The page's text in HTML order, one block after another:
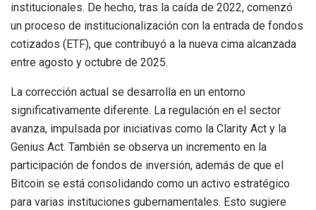
institucionales. De hecho, tras la caída de 2022, comenzó
un proceso de institucionalización con la entrada de fondos
cotizados (ETF), que contribuyó a la nueva cima alcanzada
entre agosto y octubre de 2025.
La corrección actual se desarrolla en un entorno
significativamente diferente. La regulación en el sector
avanza, impulsada por iniciativas como la Clarity Act y la
Genius Act. También se observa un incremento en la
participación de fondos de inversión, además de que el
Bitcoin se está consolidando como un activo estratégico
para varias instituciones gubernamentales. Esto sugiere